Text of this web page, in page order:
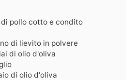
pollo cotto e condito
di lievito in polvere
di olio d'oliva
di olio d'oliva